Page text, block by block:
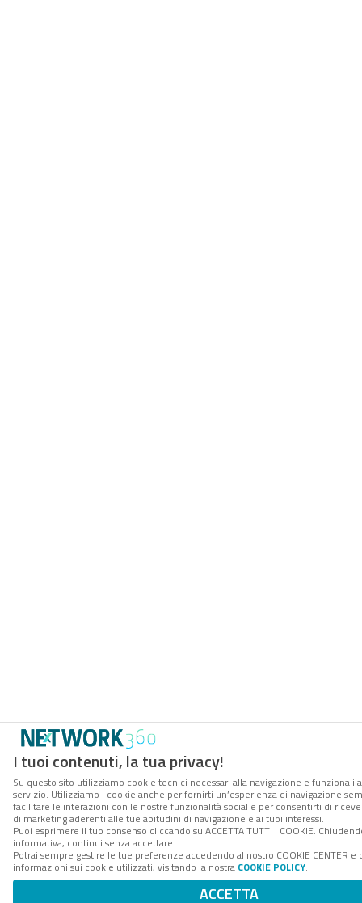
I tuoi contenuti, la tua privacy!
Su questo sito utilizziamo cookie tecnici necessari alla navigazione e funzionali
servizio. Utilizziamo i cookie anche per fornirti un’esperienza di navigazione
facilitare le interazioni con le nostre funzionalità social e per consentirti di
di marketing aderenti alle tue abitudini di navigazione e ai tuoi interessi.
Puoi esprimere il tuo consenso cliccando su ACCETTA TUTTI I COOKIE.
informativa, continui senza accettare.
Potrai sempre gestire le tue preferenze accedendo al nostro COOKIE CENTER
informazioni sui cookie utilizzati, visitando la nostra COOKIE POLICY.
ACCETTA